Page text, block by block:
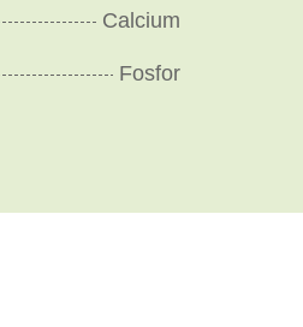
Calcium
Fosfor